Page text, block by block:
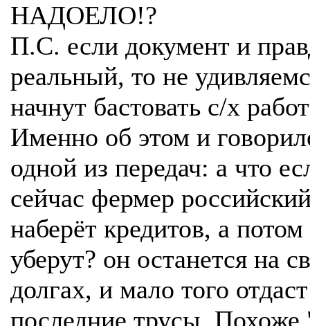
НАДОЕЛО!?
П.С. если документ и
реальный, то не
начнут бастовать с/х
Именно об этом и
одной из передач: а что
сейчас фермер
наберёт кредитов, а
уберут? он останется на
долгах, и мало того
последние трусы. Похоже